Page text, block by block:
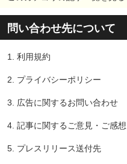
問い合わせ先について
1. 利用規約
2. プライバシーポリシー
3. 広告に関するお問い合わせ
4. 記事に関するご意見・ご感想
5. プレスリリース送付先